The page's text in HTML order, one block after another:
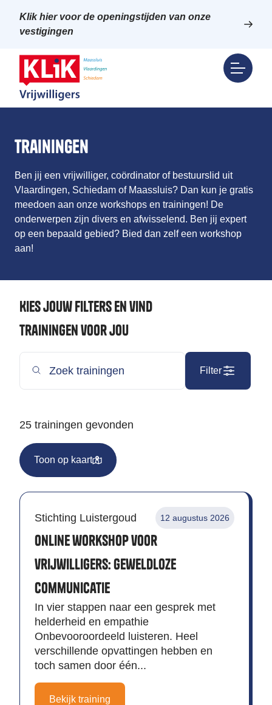
Klik hier voor de openingstijden van onze
vestigingen
trainingen
Ben jij een vrijwilliger, coördinator of bestuurslid uit
Vlaardingen, Schiedam of Maassluis? Dan kun je gratis
meedoen aan onze workshops en trainingen! De
onderwerpen zijn divers en afwisselend. Ben jij expert
op een bepaald gebied? Bied dan zelf een workshop
aan!
Kies jouw filters en vind
trainingen voor jou
Filter
25 trainingen gevonden
Toon op kaart
Stichting Luistergoud 12 augustus 2026
Online workshop voor
vrijwilligers: Geweldloze
communicatie
In vier stappen naar een gesprek met
helderheid en empathie
Onbevooroordeeld luisteren. Heel
verschillende opvattingen hebben en
toch samen door één...
Bekijk training